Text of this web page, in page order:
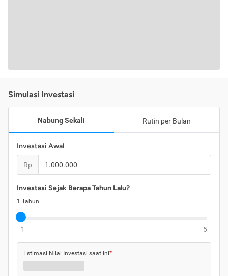
Simulasi Investasi
Nabung Sekali Rutin per Bulan
Investasi Awal
Rp
Investasi Sejak Berapa Tahun Lalu?
1 Tahun
1 5
Estimasi Nilai Investasi saat ini*